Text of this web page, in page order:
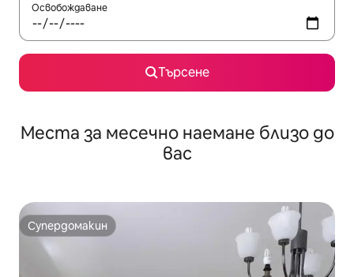
Освобождаване
Търсене
Места за месечно наемане близо до
вас
Супердомакин
Супердомакин